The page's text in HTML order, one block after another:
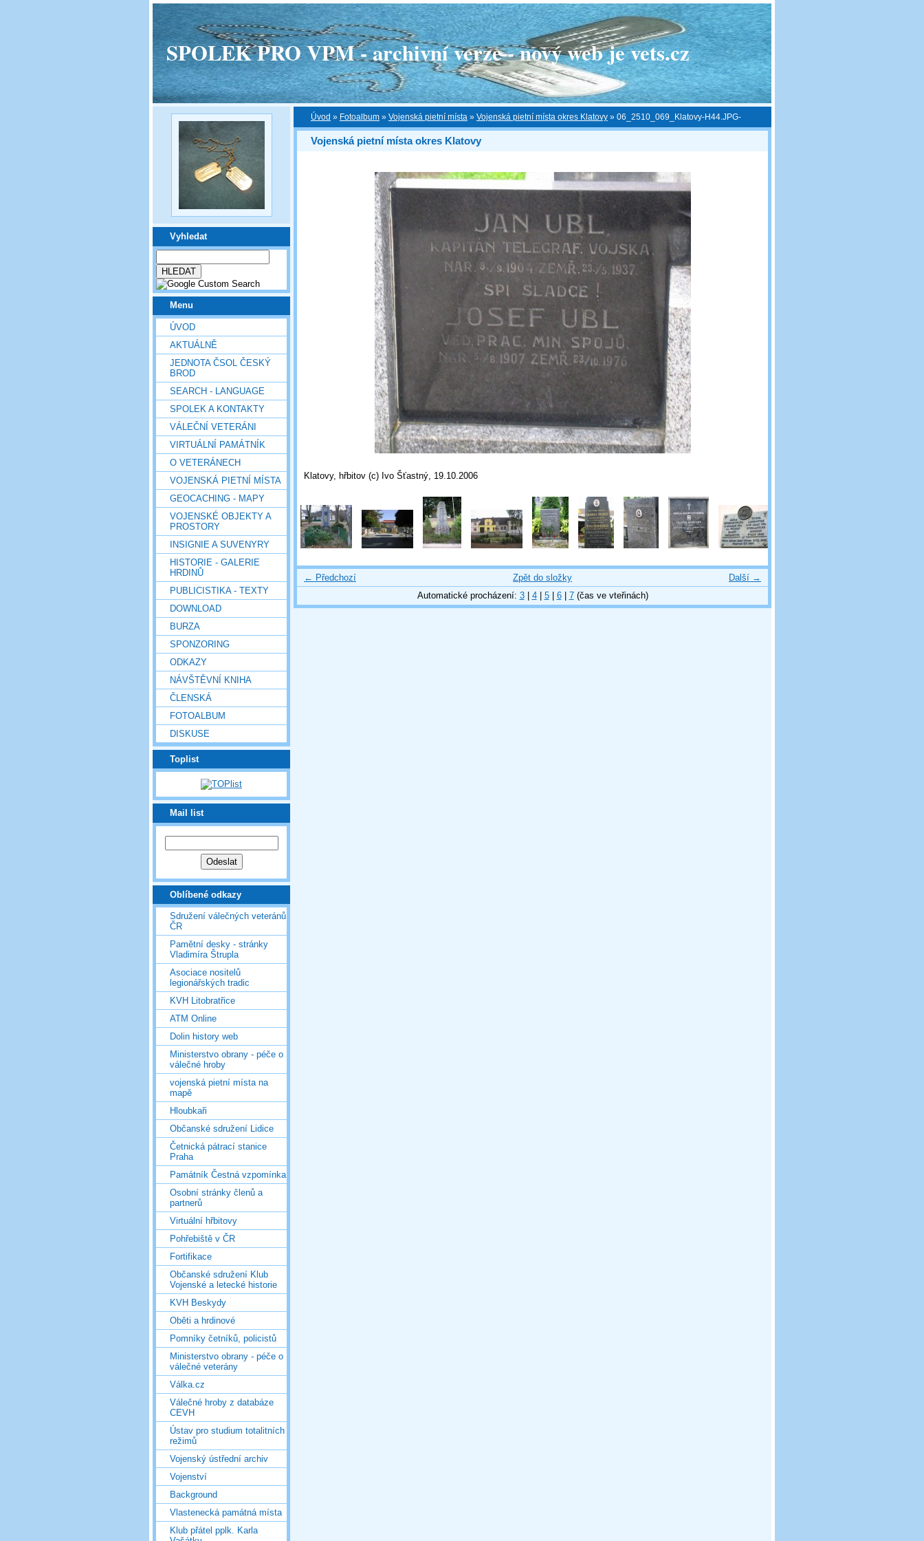
SPOLEK PRO VPM - archivní verze - nový web je vets.cz
Vyhledat
Menu
ÚVOD
AKTUÁLNĚ
JEDNOTA ČSOL ČESKÝ
BROD
SEARCH - LANGUAGE
SPOLEK A KONTAKTY
VÁLEČNÍ VETERÁNI
VIRTUÁLNÍ PAMÁTNÍK
O VETERÁNECH
VOJENSKÁ PIETNÍ MÍSTA
GEOCACHING - MAPY
VOJENSKÉ OBJEKTY A
PROSTORY
INSIGNIE A SUVENYRY
HISTORIE - GALERIE
HRDINŮ
PUBLICISTIKA - TEXTY
DOWNLOAD
BURZA
SPONZORING
ODKAZY
NÁVŠTĚVNÍ KNIHA
ČLENSKÁ
FOTOALBUM
DISKUSE
Toplist
Mail list
Oblíbené odkazy
Sdružení válečných veteránů
ČR
Pamětní desky - stránky
Vladimíra Štrupla
Asociace nositelů
legionářských tradic
KVH Litobratřice
ATM Online
Dolin history web
Ministerstvo obrany - péče o
válečné hroby
vojenská pietní místa na
mapě
Hloubkaři
Občanské sdružení Lidice
Četnická pátrací stanice
Praha
Památník Čestná vzpomínka
Osobní stránky členů a
partnerů
Virtuální hřbitovy
Pohřebiště v ČR
Fortifikace
Občanské sdružení Klub
Vojenské a letecké historie
KVH Beskydy
Oběti a hrdinové
Pomníky četníků, policistů
Ministerstvo obrany - péče o
válečné veterány
Válka.cz
Válečné hroby z databáze
CEVH
Ústav pro studium totalitních
režimů
Vojenský ústřední archiv
Vojenství
Background
Vlastenecká památná místa
Klub přátel pplk. Karla
Úvod » Fotoalbum » Vojenská pietní místa » Vojenská pietní místa okres Klatovy » 06_2510_069_Klatovy-H44.JPG-
Vojenská pietní místa okres Klatovy
Klatovy, hřbitov (c) Ivo Šťastný, 19.10.2006
← Předchozí Další →
Zpět do složky
Automatické procházení: 3| 4| 5| 6| 7(čas ve vteřinách)